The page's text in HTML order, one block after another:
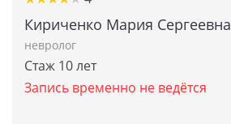
Кириченко Мария Сергеевна
невролог
Стаж 10 лет
Запись временно не ведётся